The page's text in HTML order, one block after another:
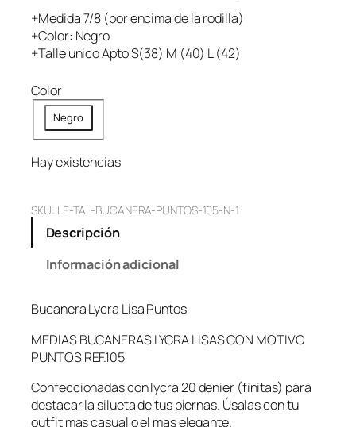
+Medida 7/8 (por encima de la rodilla)
+Color: Negro
+Talle unico Apto S(38) M (40) L (42)
Color
Negro
Hay existencias
SKU: LE-TAL-BUCANERA-PUNTOS-105-N-1
Descripción
Información adicional
Bucanera Lycra Lisa Puntos
MEDIAS BUCANERAS LYCRA LISAS CON MOTIVO
PUNTOS REF.105
Confeccionadas con lycra 20 denier (finitas) para
destacar la silueta de tus piernas. Úsalas con tu
outfit mas casual o el mas elegante.